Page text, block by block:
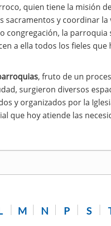
quien tiene la misión
sacramentos y coordinar la
congregación, la parroquia
a ella todos los fieles que
, fruto de un
surgieron diversos
y organizados por la
que hoy atiende las
M N P S